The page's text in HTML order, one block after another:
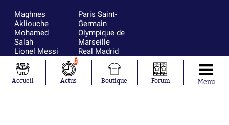
Maghnes
Akliouche
Mohamed
Salah
Lionel Messi
Ferrán Torres
Kilian Corredor
Franco
Mastantuono
Paris Saint-
Germain
Olympique de
Marseille
Real Madrid
FIFA
Olympique
lyonnais
AS Monaco
Accueil
0
Actus Boutique Forum Menu